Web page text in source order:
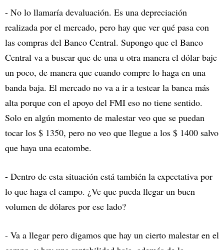
- No lo llamaría devaluación. Es una depreciación
realizada por el mercado, pero hay que ver qué pasa con
las compras del Banco Central. Supongo que el Banco
Central va a buscar que de una u otra manera el dólar baje
un poco, de manera que cuando compre lo haga en una
banda baja. El mercado no va a ir a testear la banca más
alta porque con el apoyo del FMI eso no tiene sentido.
Solo en algún momento de malestar veo que se puedan
tocar los $ 1350, pero no veo que llegue a los $ 1400 salvo
que haya una ecatombe.
- Dentro de esta situación está también la expectativa por
lo que haga el campo. ¿Ve que pueda llegar un buen
volumen de dólares por ese lado?
- Va a llegar pero digamos que hay un cierto malestar en el